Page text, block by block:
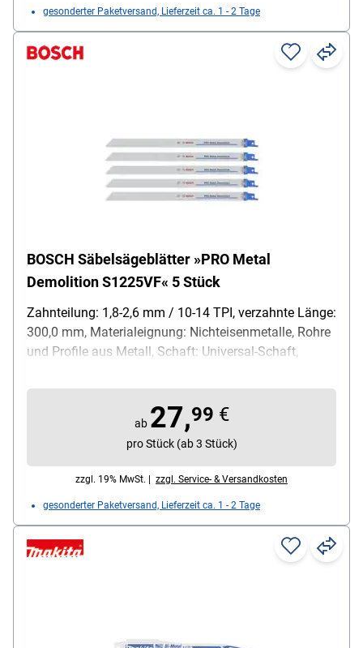
gesonderter Paketversand, Lieferzeit ca. 1 - 2 Tage
BOSCH Säbelsägeblätter »PRO Metal
Demolition S1225VF« 5 Stück
Zahnteilung: 1,8-2,6 mm / 10-14 TPI, verzahnte Länge:
300,0 mm, Materialeignung: Nichteisenmetalle, Rohre
und Profile aus Metall, Schaft: Universal-Schaft,
ab 27,99 €
pro Stück (ab 3 Stück)
zzgl. 19% MwSt. | zzgl. Service- & Versandkosten
gesonderter Paketversand, Lieferzeit ca. 1 - 2 Tage